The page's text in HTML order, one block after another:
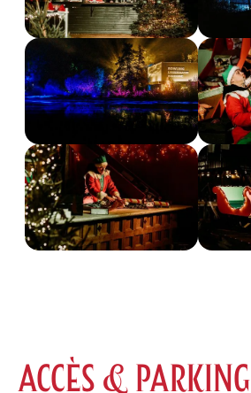
ACCÈS & PARKING